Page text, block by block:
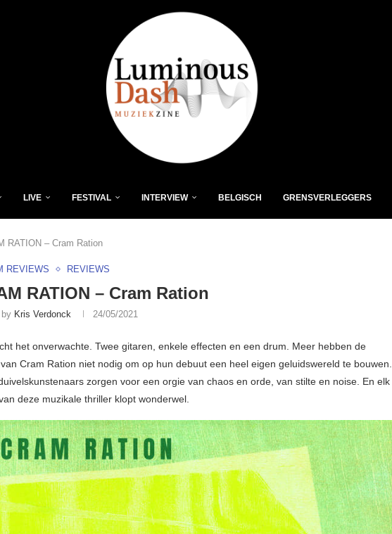
LIVE FESTIVAL INTERVIEW BELGISCH GRENSVERLEGGERS
RATION – Cram Ration
REVIEWS REVIEWS
RATION – Cram Ration
Kris Verdonck 24/05/2021
het onverwachte. Twee gitaren, enkele effecten en een drum. Meer hebben de
Cram Ration niet nodig om op hun debuut een heel eigen geluidswereld te bouwen.
zorgen voor een orgie van chaos en orde, van stilte en noise. En elk
deze muzikale thriller klopt wonderwel.